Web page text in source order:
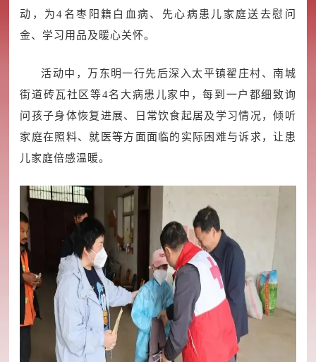
动，为4名枣阳籍白血病、先心病患儿家庭送去慰问
金、学习用品及暖心关怀。
活动中，万东明一行先后深入太平镇翟庄村、南城
街道砖瓦社区等4名大病患儿家中，每到一户都细致询
问孩子身体恢复进展、日常饮食起居及学习情况，倾听
家庭在照料、就医等方面面临的实际困难与诉求，让患
儿家庭倍感温暖。